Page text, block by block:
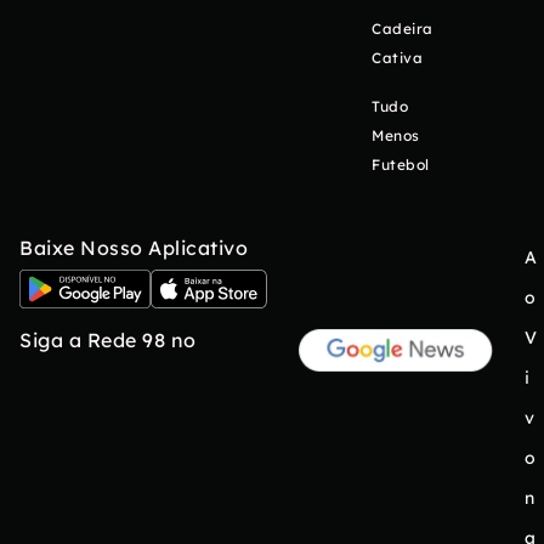
Cadeira
Cativa
Tudo
Menos
Futebol
Baixe Nosso Aplicativo
Siga a Rede 98 no
A
o
V
i
v
o
n
a